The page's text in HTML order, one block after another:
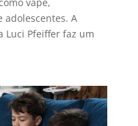
vape,
adolescentes. A
Luci Pfeiffer faz um